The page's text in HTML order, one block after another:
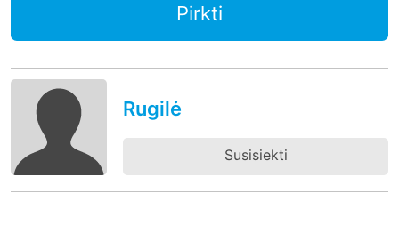
Pirkti
Rugilė
Susisiekti